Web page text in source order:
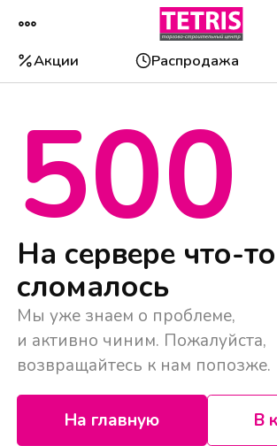
Акции Распродажа
500
На сервере что-то
сломалось
Мы уже знаем о проблеме,
и активно чиним. Пожалуйста,
возвращайтесь к нам попозже.
На главную В